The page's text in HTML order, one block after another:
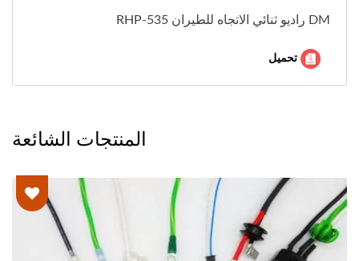
DM راديو ثنائي الاتجاه للطيران RHP-535
تحميل
المنتجات الشائعة